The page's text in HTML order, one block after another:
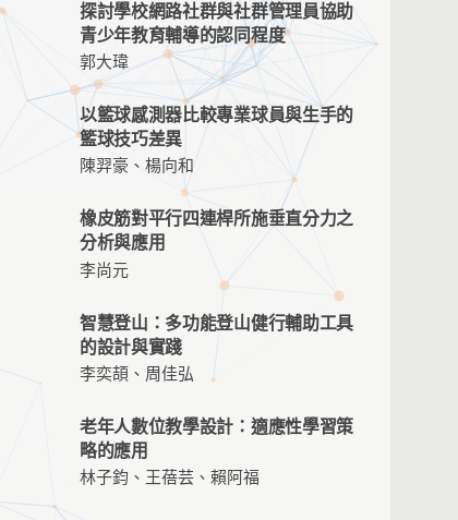
探討學校網路社群與社群管理員協助
青少年教育輔導的認同程度
郭大瑋
以籃球感測器比較專業球員與生手的
籃球技巧差異
陳羿豪、楊向和
橡皮筋對平行四連桿所施垂直分力之
分析與應用
李尚元
智慧登山：多功能登山健行輔助工具
的設計與實踐
李奕頡、周佳弘
老年人數位教學設計：適應性學習策
略的應用
林子鈞、王蓓芸、賴阿福